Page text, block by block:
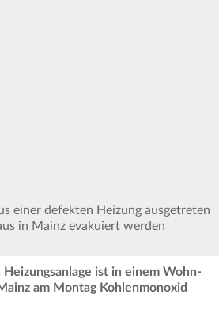
einer defekten Heizung ausgetreten
in Mainz evakuiert werden
ist in einem Wohn-
am Montag Kohlenmonoxid